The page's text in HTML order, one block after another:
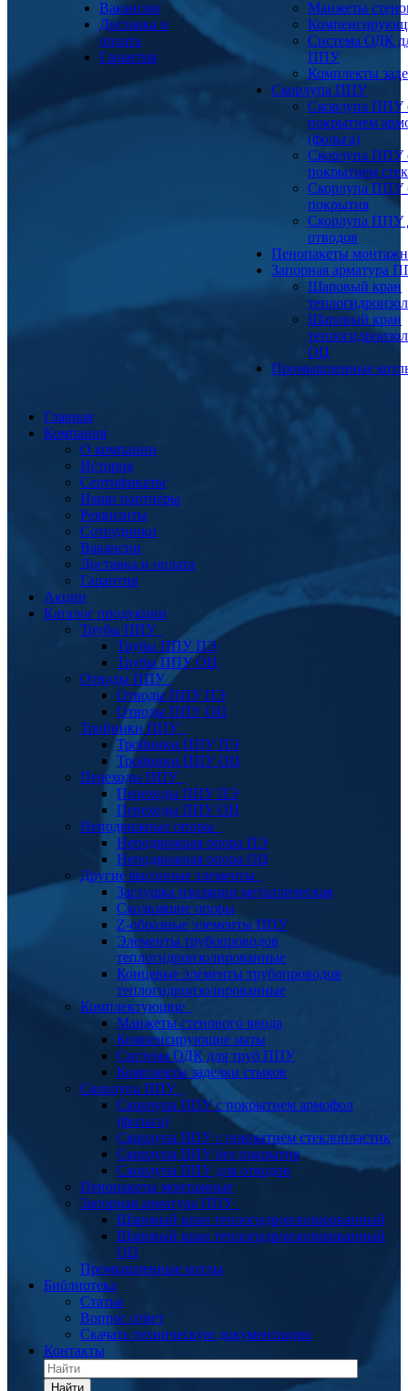
Вакансии
Доставка и
оплата
Гарантия
Манжеты
Система ОДК
ППУ
Комплекты
Скорлупа ППУ
Скорлупа ППУ
покрытием
(фольга)
Скорлупа ППУ
покрытием
Скорлупа ППУ
покрытия
Скорлупа ППУ
отводов
Пенопакеты
Запорная арматура
Шаровый кран
Шаровый кран
ОЦ
Промышленные
Главная
Компания
О компании
История
Сертификаты
Наши партнеры
Реквизиты
Сотрудники
Вакансии
Доставка и оплата
Гарантия
Акции
Каталог продукции
Трубы ППУ
Трубы ППУ ПЭ
Трубы ППУ ОЦ
Отводы ППУ
Отводы ППУ ПЭ
Отводы ППУ ОЦ
Тройники ППУ
Тройники ППУ ПЭ
Тройники ППУ ОЦ
Переходы ППУ
Переходы ППУ ПЭ
Переходы ППУ ОЦ
Неподвижные опоры
Неподвижная опора ПЭ
Неподвижная опора ОЦ
Другие фасонные элементы
Заглушка изоляции металлическая
Скользящие опоры
Z-образные элементы ППУ
Элементы трубопроводов
теплогидроизолированные
Концевые элементы трубопроводов
теплогидроизолированные
Комплектующие
Манжеты стенового ввода
Компенсирующие маты
Система ОДК для труб ППУ
Комплекты заделки стыков
Скорлупа ППУ
Скорлупа ППУ с покрытием армофол
(фольга)
Скорлупа ППУ с покрытием стеклопластик
Скорлупа ППУ без покрытия
Скорлупа ППУ для отводов
Пенопакеты монтажные
Запорная арматура ППУ
Шаровый кран теплогидроизолированный
Шаровый кран теплогидроизолированный
ОЦ
Промышленные котлы
Библиотека
Статьи
Вопрос ответ
Скачать техническую документацию
Контакты
Найти